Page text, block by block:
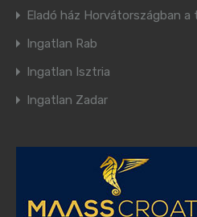
Eladó ház Horvátországban
Ingatlan Rab
Ingatlan Isztria
Ingatlan Zadar